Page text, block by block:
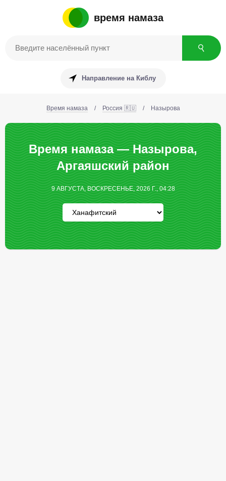
время намаза
Направление на Киблу
Время намаза / Россия 🇷🇺 / Назырова
Время намаза — Назырова,
Аргаяшский район
9 АВГУСТА, ВОСКРЕСЕНЬЕ, 2026 Г., 04:28